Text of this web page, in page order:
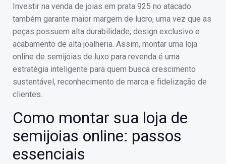
Investir na venda de joias em prata 925 no atacado
também garante maior margem de lucro, uma vez que as
peças possuem alta durabilidade, design exclusivo e
acabamento de alta joalheria. Assim, montar uma loja
online de semijoias de luxo para revenda é uma
estratégia inteligente para quem busca crescimento
sustentável, reconhecimento de marca e fidelização de
clientes.
Como montar sua loja de
semijoias online: passos
essenciais